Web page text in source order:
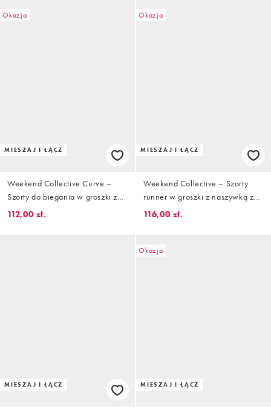
Okazja
MIESZAJ I ŁĄCZ
Weekend Collective Curve –
Szorty do biegania w groszki z
naszywką z tkaniny, część
112,00 zł.
Okazja
MIESZAJ I ŁĄCZ
Weekend Collective – Szorty
runner w groszki z naszywką z
tkaniny, część zestawu
116,00 zł.
MIESZAJ I ŁĄCZ
Okazja
MIESZAJ I ŁĄCZ